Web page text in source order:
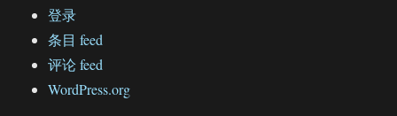
登录
条目 feed
评论 feed
WordPress.org